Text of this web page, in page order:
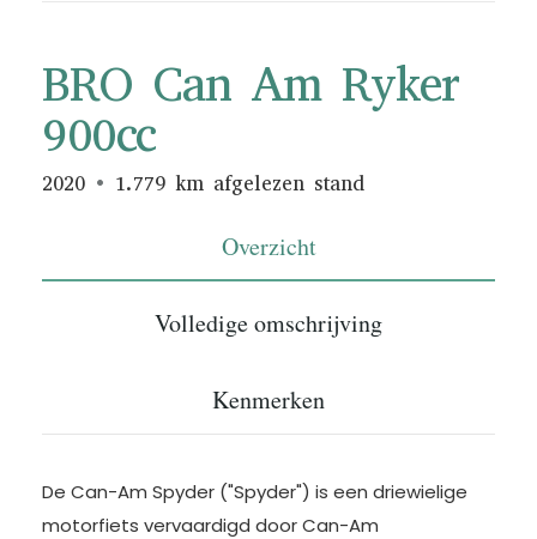
BRO Can Am Ryker
900cc
2020 1.779 km afgelezen stand
Overzicht
Volledige omschrijving
Kenmerken
De Can-Am Spyder ("Spyder") is een driewielige
motorfiets vervaardigd door Can-Am